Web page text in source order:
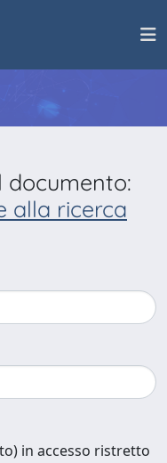
documento:
alla ricerca
in accesso ristretto